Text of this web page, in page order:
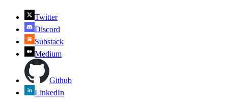
Twitter
Discord
Substack
Medium
Github
LinkedIn